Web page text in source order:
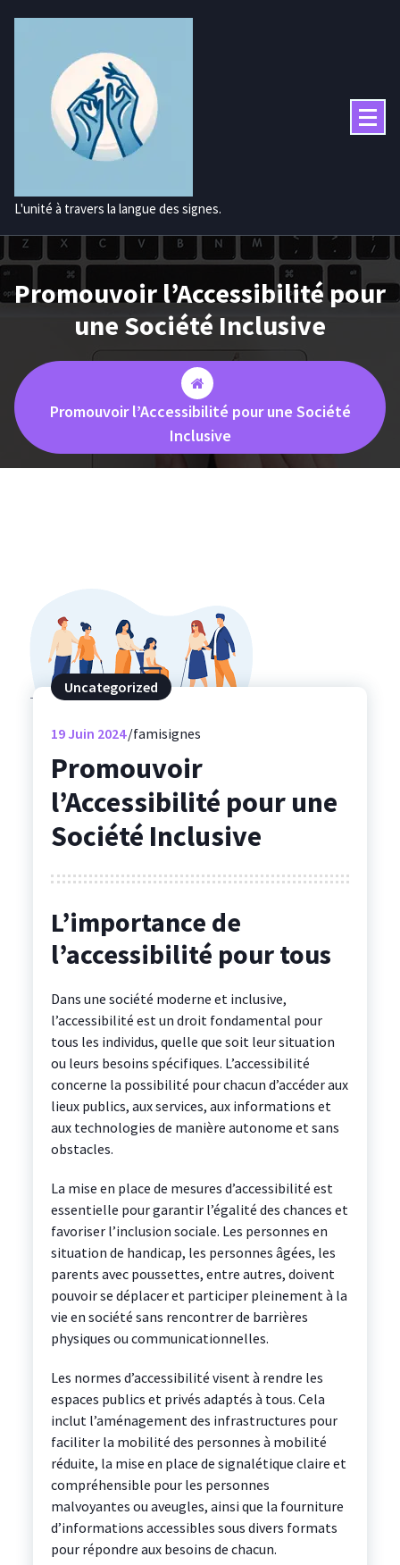
L'unité à travers la langue des signes.
Promouvoir l’Accessibilité pour
une Société Inclusive
Promouvoir l’Accessibilité pour une Société
Inclusive
Uncategorized
19Juin 2024 famisignes
Promouvoir
l’Accessibilité pour une
Société Inclusive
L’importance de
l’accessibilité pour tous
Dans une société moderne et inclusive,
l’accessibilité est un droit fondamental pour
tous les individus, quelle que soit leur situation
ou leurs besoins spécifiques. L’accessibilité
concerne la possibilité pour chacun d’accéder aux
lieux publics, aux services, aux informations et
aux technologies de manière autonome et sans
obstacles.
La mise en place de mesures d’accessibilité est
essentielle pour garantir l’égalité des chances et
favoriser l’inclusion sociale. Les personnes en
situation de handicap, les personnes âgées, les
parents avec poussettes, entre autres, doivent
pouvoir se déplacer et participer pleinement à la
vie en société sans rencontrer de barrières
physiques ou communicationnelles.
Les normes d’accessibilité visent à rendre les
espaces publics et privés adaptés à tous. Cela
inclut l’aménagement des infrastructures pour
faciliter la mobilité des personnes à mobilité
réduite, la mise en place de signalétique claire et
compréhensible pour les personnes
malvoyantes ou aveugles, ainsi que la fourniture
d’informations accessibles sous divers formats
pour répondre aux besoins de chacun.